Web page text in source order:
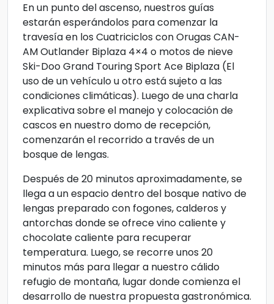
En un punto del ascenso, nuestros guías
estarán esperándolos para comenzar la
travesía en los Cuatriciclos con Orugas CAN-
AM Outlander Biplaza 4×4 o motos de nieve
Ski-Doo Grand Touring Sport Ace Biplaza (El
uso de un vehículo u otro está sujeto a las
condiciones climáticas). Luego de una charla
explicativa sobre el manejo y colocación de
cascos en nuestro domo de recepción,
comenzarán el recorrido a través de un
bosque de lengas.
Después de 20 minutos aproximadamente, se
llega a un espacio dentro del bosque nativo de
lengas preparado con fogones, calderos y
antorchas donde se ofrece vino caliente y
chocolate caliente para recuperar
temperatura. Luego, se recorre unos 20
minutos más para llegar a nuestro cálido
refugio de montaña, lugar donde comienza el
desarrollo de nuestra propuesta gastronómica.